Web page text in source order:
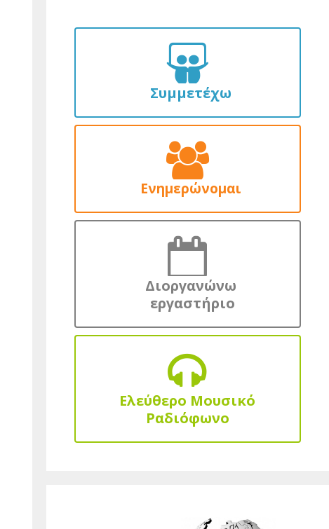
Συμμετέχω
Ενημερώνομαι
Διοργανώνω
εργαστήριο
Ελεύθερο Μουσικό
Ραδιόφωνο